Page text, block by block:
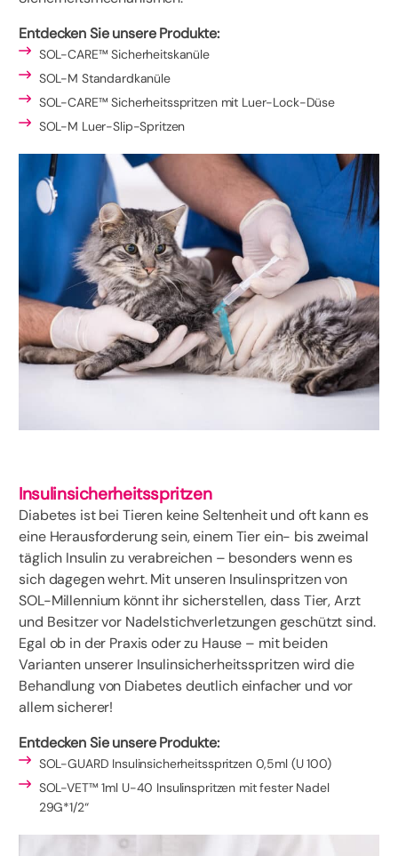
Entdecken Sie unsere Produkte:
SOL-CARE™ Sicherheitskanüle
SOL-M Standardkanüle
SOL-CARE™ Sicherheitsspritzen mit Luer-Lock-Düse
SOL-M Luer-Slip-Spritzen
Insulinsicherheitsspritzen
Diabetes ist bei Tieren keine Seltenheit und oft kann es
eine Herausforderung sein, einem Tier ein- bis zweimal
täglich Insulin zu verabreichen – besonders wenn es
sich dagegen wehrt. Mit unseren Insulinspritzen von
SOL-Millennium könnt ihr sicherstellen, dass Tier, Arzt
und Besitzer vor Nadelstichverletzungen geschützt sind.
Egal ob in der Praxis oder zu Hause – mit beiden
Varianten unserer Insulinsicherheitsspritzen wird die
Behandlung von Diabetes deutlich einfacher und vor
allem sicherer!
Entdecken Sie unsere Produkte:
SOL-GUARD Insulinsicherheitsspritzen 0,5ml (U 100)
SOL-VET™ 1ml U-40 Insulinspritzen mit fester Nadel
29G*1/2“